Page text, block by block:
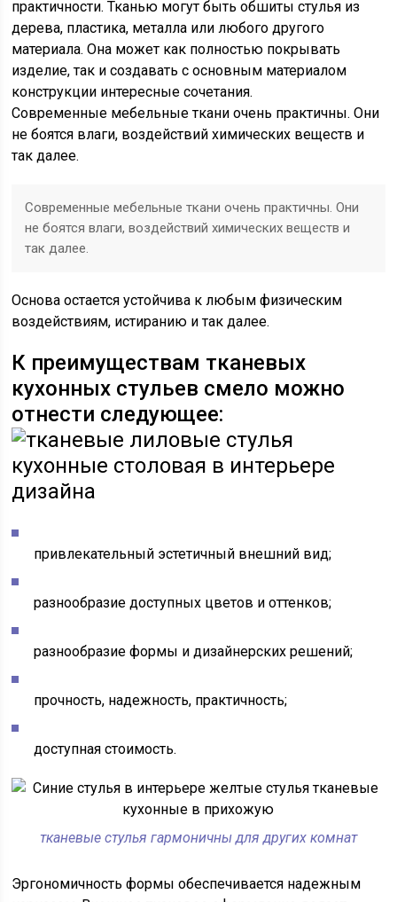
практичности. Тканью могут быть обшиты стулья из
дерева, пластика, металла или любого другого
материала. Она может как полностью покрывать
изделие, так и создавать с основным материалом
конструкции интересные сочетания.
Современные мебельные ткани очень практичны. Они
не боятся влаги, воздействий химических веществ и
так далее.
Современные мебельные ткани очень практичны. Они
не боятся влаги, воздействий химических веществ и
так далее.
Основа остается устойчива к любым физическим
воздействиям, истиранию и так далее.
К преимуществам тканевых
кухонных стульев смело можно
отнести следующее:
привлекательный эстетичный внешний вид;
разнообразие доступных цветов и оттенков;
разнообразие формы и дизайнерских решений;
прочность, надежность, практичность;
доступная стоимость.
тканевые стулья гармоничны для других комнат
Эргономичность формы обеспечивается надежным